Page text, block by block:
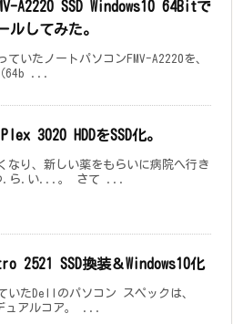
A2220 SSD Windows10 64Bitで
ルしてみた。
ていたノートパソコンFMV-A2220を、
64b ...
3020 HDDをSSD化。
なり、新しい薬をもらいに病院へ行き
.ら.い...。 さて ...
2521 SSD換装＆Windows10化
いたDellのパソコン スペックは、
ュアルコア。 ...